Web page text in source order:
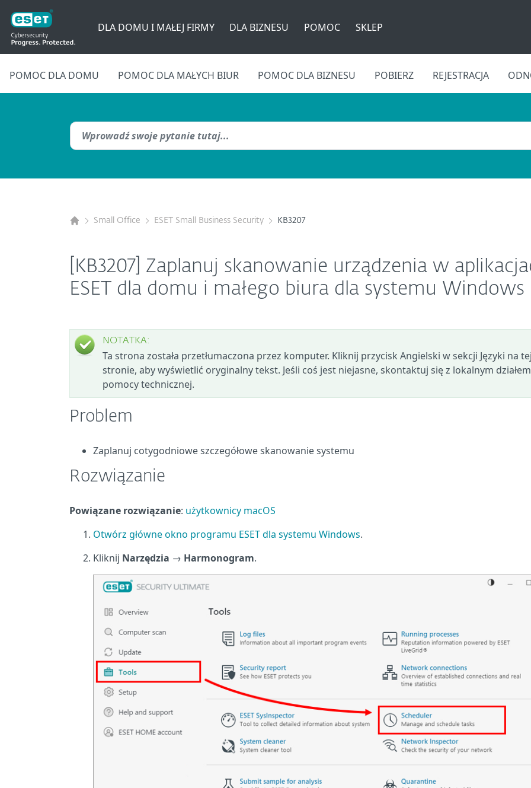
DLA DOMU I MAŁEJ FIRMY DLA BIZNESU POMOC SKLEP
POMOC DLA DOMU POMOC DLA MAŁYCH BIUR POMOC DLA BIZNESU POBIERZ REJESTRACJA
Small Office ESET Small Business Security KB3207
[KB3207] Zaplanuj skanowanie urządzenia w
ESET dla domu i małego biura dla systemu Windows
NOTATKA:
Ta strona została przetłumaczona przez komputer. Kliknij przycisk Angielski w sekcji Języki na
stronie, aby wyświetlić oryginalny tekst. Jeśli coś jest niejasne, skontaktuj się z lokalnym działem
pomocy technicznej.
Problem
Zaplanuj cotygodniowe szczegółowe skanowanie systemu
Rozwiązanie
Powiązane rozwiązanie: użytkownicy macOS
Otwórz główne okno programu ESET dla systemu Windows.
Kliknij Narzędzia → Harmonogram.